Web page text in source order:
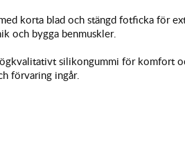
korta blad och stängd fotficka för
och bygga benmuskler.
silikongummi för komfort
förvaring ingår.